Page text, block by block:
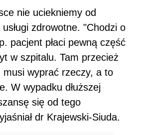
nie uciekniemy od
usługi zdrowotne. "Chodzi o
pacjent płaci pewną część
w szpitalu. Tam przecież
musi wyprać rzeczy, a to
W wypadku dłuższej
się od tego
dr Krajewski-Siuda.